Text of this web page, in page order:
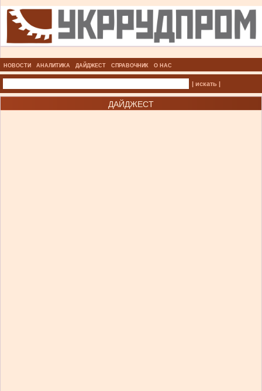
НОВОСТИ АНАЛИТИКА ДАЙДЖЕСТ СПРАВОЧНИК О НАС
| искать |
ДАЙДЖЕСТ